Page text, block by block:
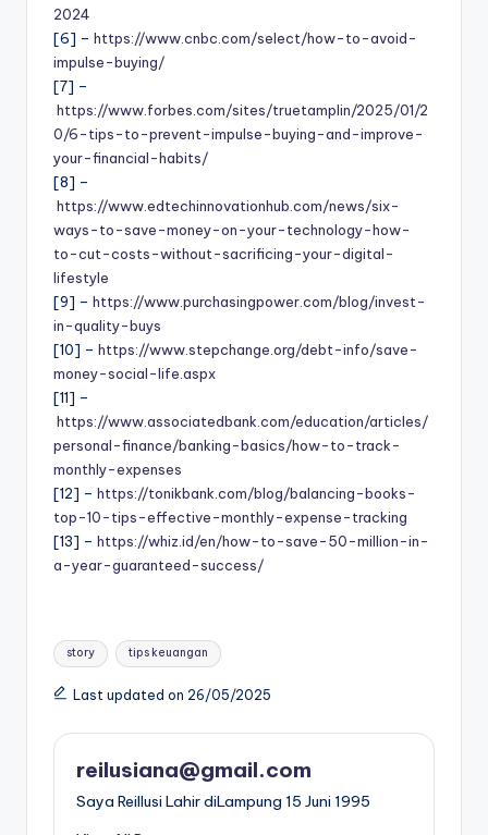
2024
[6] – https://www.cnbc.com/select/how-to-avoid-
impulse-buying/
[7] –
https://www.forbes.com/sites/truetamplin/2025/01/2
0/6-tips-to-prevent-impulse-buying-and-improve-
your-financial-habits/
[8] –
https://www.edtechinnovationhub.com/news/six-
ways-to-save-money-on-your-technology-how-
to-cut-costs-without-sacrificing-your-digital-
lifestyle
[9] – https://www.purchasingpower.com/blog/invest-
in-quality-buys
[10] – https://www.stepchange.org/debt-info/save-
money-social-life.aspx
[11] –
https://www.associatedbank.com/education/articles/
personal-finance/banking-basics/how-to-track-
monthly-expenses
[12] – https://tonikbank.com/blog/balancing-books-
top-10-tips-effective-monthly-expense-tracking
[13] – https://whiz.id/en/how-to-save-50-million-in-
a-year-guaranteed-success/
Tags:
story tips keuangan
Last updated on 26/05/2025
reilusiana@gmail.com
Saya ReiIlusi Lahir diLampung 15 Juni 1995